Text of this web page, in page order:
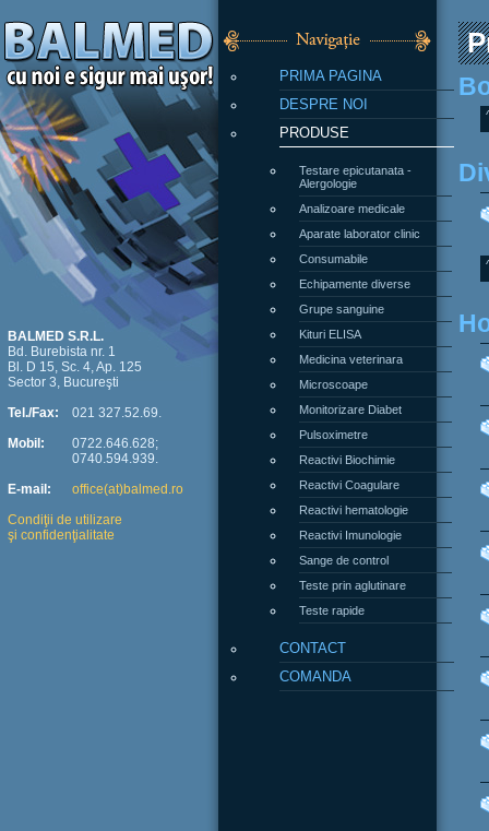
PRIMA PAGINA
DESPRE NOI
PRODUSE
Testare epicutanata -
Alergologie
Analizoare medicale
Aparate laborator clinic
Consumabile
Echipamente diverse
Grupe sanguine
Kituri ELISA
Medicina veterinara
Microscoape
Monitorizare Diabet
Pulsoximetre
Reactivi Biochimie
Reactivi Coagulare
Reactivi hematologie
Reactivi Imunologie
Sange de control
Teste prin aglutinare
Teste rapide
CONTACT
COMANDA
BALMED S.R.L.
Bd. Burebista nr. 1
Bl. D 15, Sc. 4, Ap. 125
Sector 3, Bucureşti
Tel./Fax:
Mobil:
E-mail:
021 327.52.69.
0722.646.628;
0740.594.939.
office(at)balmed.ro
Condiţii de utilizare
şi confidenţialitate